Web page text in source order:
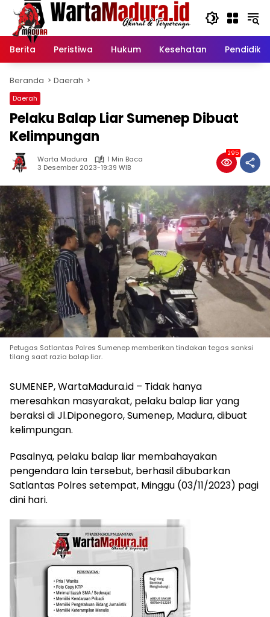
Langsung
konten
Berita
Peristiwa Hukum Kesehatan
Beranda Daerah
Daerah
Pelaku Balap Liar Sumenep Dibuat
Kelimpungan
Warta Madura
1 Min Baca
3 Desember 2023-19:39 WIB
295
Petugas Satlantas Polres Sumenep memberikan tindakan tegas sanksi
tilang saat razia balap liar.
SUMENEP, WartaMadura.id – Tidak hanya
meresahkan masyarakat, pelaku balap liar yang
beraksi di Jl.Diponegoro, Sumenep, Madura, dibuat
kelimpungan.
Pasalnya, pelaku balap liar membahayakan
pengendara lain tersebut, berhasil dibubarkan
Satlantas Polres setempat, Minggu (03/11/2023) pagi
dini hari.